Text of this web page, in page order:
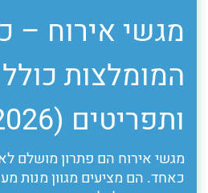
מגשי אירוח –
המומלצות
ותפריטים (2026)
מגשי אירוח הם פתרון מושלם
כאחד. הם מציעים מגוון מנות